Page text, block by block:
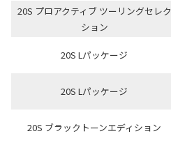
20S プロアクティブ ツーリングセレク
ション
20S Lパッケージ
20S Lパッケージ
20S ブラックトーンエディション